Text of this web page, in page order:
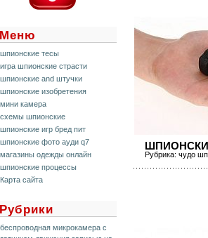
Меню
шпионские тесы
игра шпионские страсти
шпионские and штучки
шпионские изобретения
мини камера
схемы шпионские
шпионские игр бред пит
шпионские фото ауди q7
магазины одежды онлайн
шпионские процессы
Карта сайта
Рубрики
беспроводная микрокамера с
Рубрика: чудо